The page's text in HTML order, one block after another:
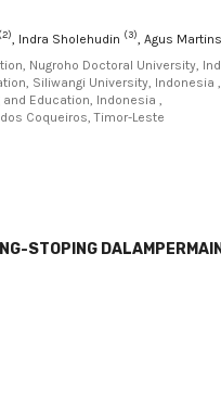
(2) , Indra Sholehudin (3) , Agus Martins
Nugroho Doctoral University,
Siliwangi University, Indonesia ,
Education, Indonesia ,
Coqueiros, Timor-Leste
STOPING